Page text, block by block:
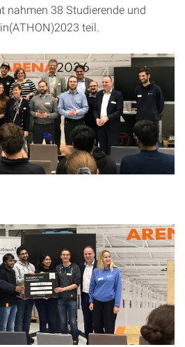
nahmen 38 Studierende und
teil.